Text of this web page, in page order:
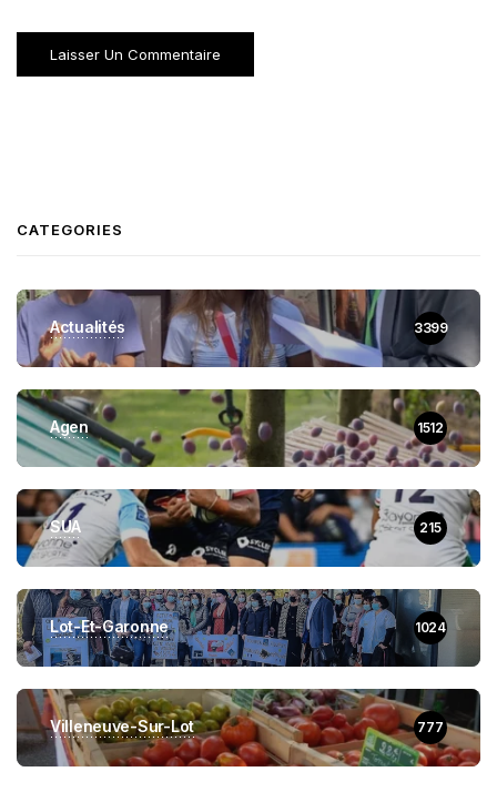
CATEGORIES
Actualités 3399
Agen 1512
SUA 215
Lot-Et-Garonne 1024
Villeneuve-Sur-Lot 777